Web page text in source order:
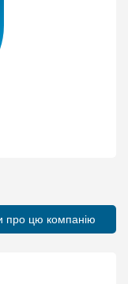
про цю компанію